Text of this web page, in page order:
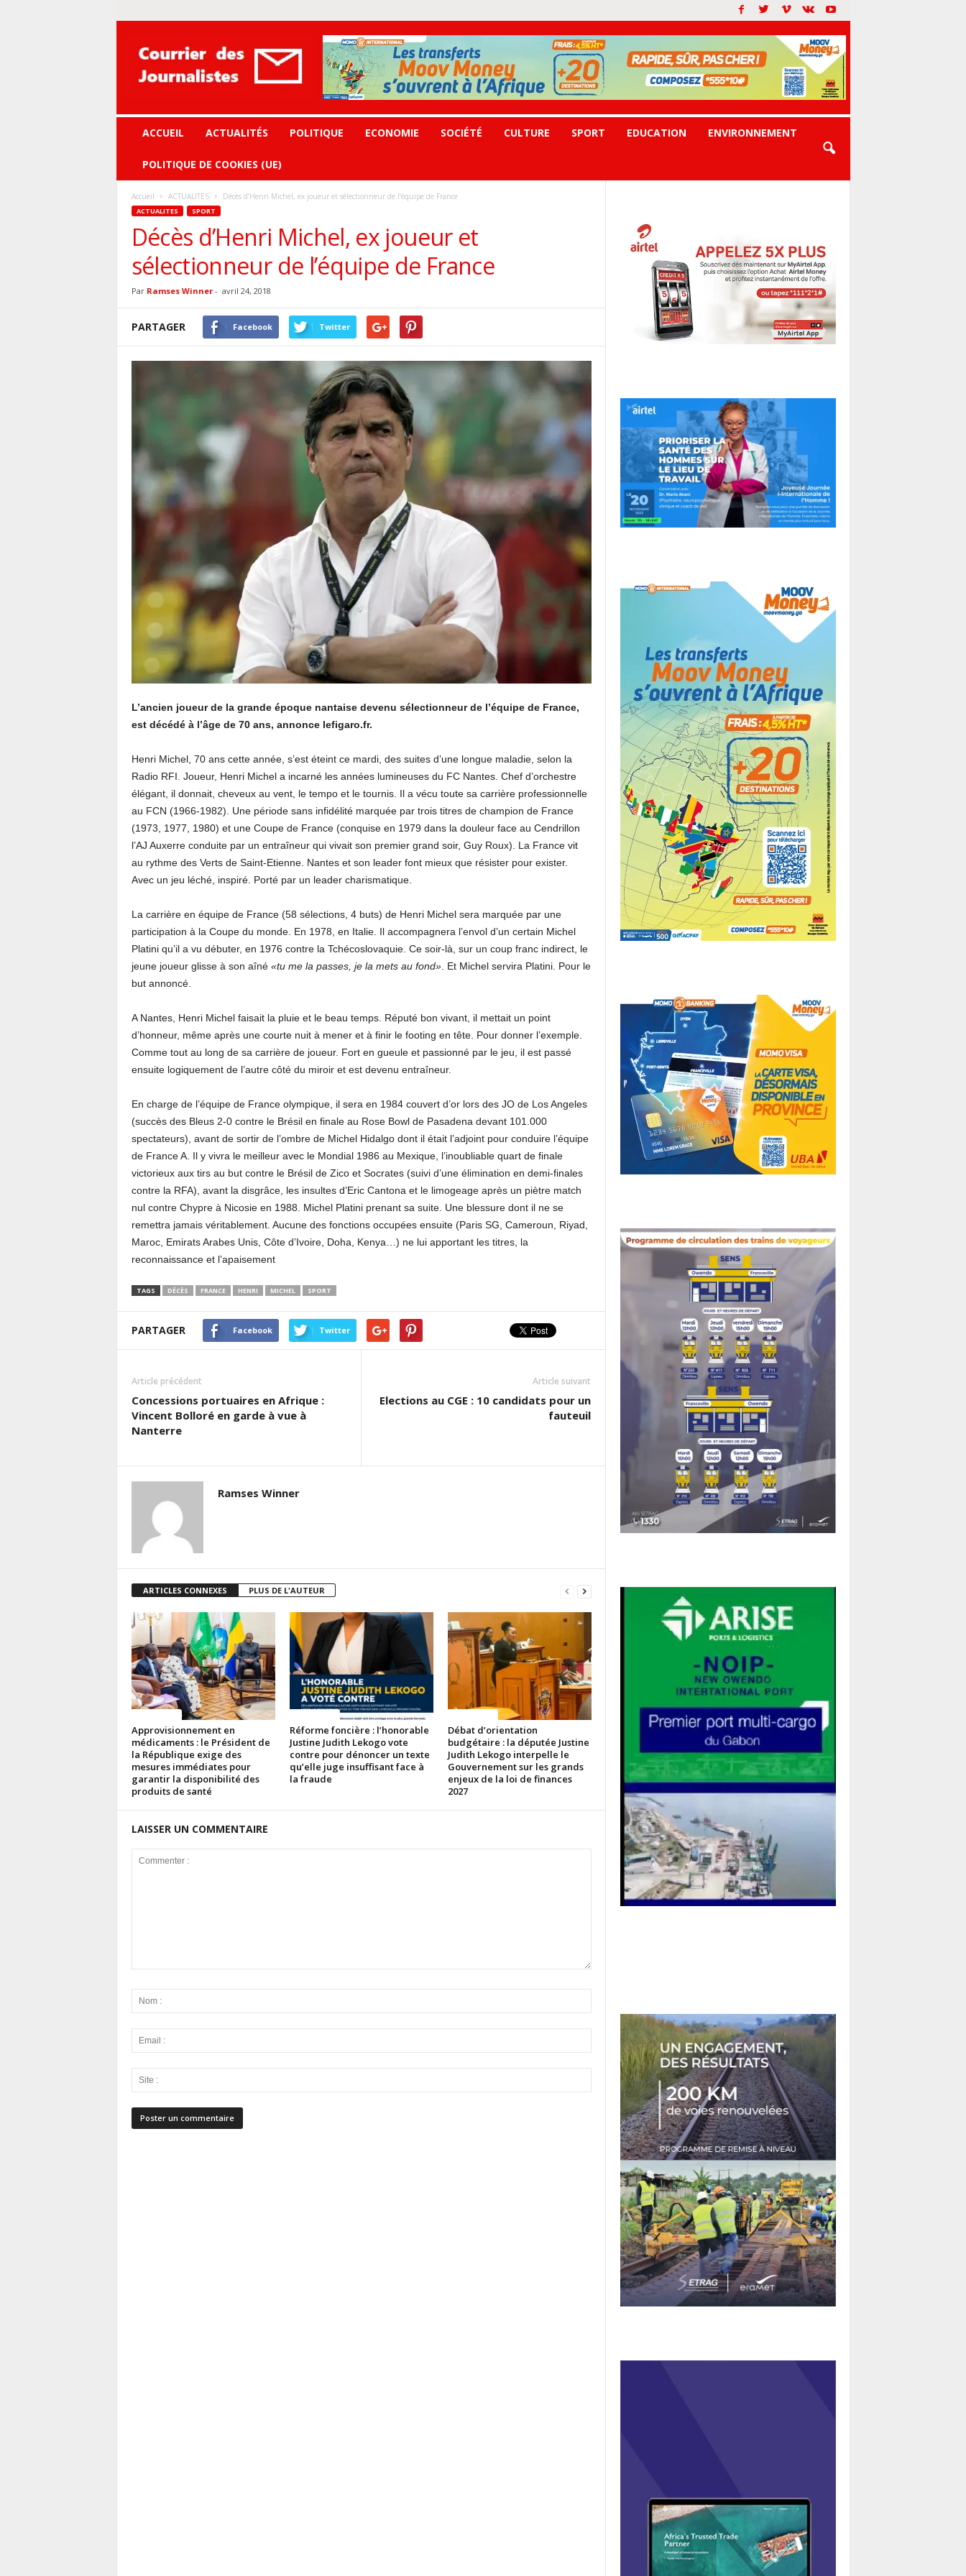
journalistes
ACCUEIL ACTUALITÉS POLITIQUE ECONOMIE SOCIÉTÉ CULTURE SPORT EDUCATION ENVIRONNEMENT
POLITIQUE DE COOKIES (UE)
Accueil ACTUALITES Décès d’Henri Michel, ex joueur et sélectionneur de l’équipe de France
ACTUALITES SPORT
Décès d’Henri Michel, ex joueur et
sélectionneur de l’équipe de France
Par Ramses Winner- avril 24, 2018
PARTAGER Facebook Twitter
L’ancien joueur de la grande époque nantaise devenu sélectionneur de l’équipe de France,
est décédé à l’âge de 70 ans, annonce lefigaro.fr.
Henri Michel, 70 ans cette année, s’est éteint ce mardi, des suites d’une longue maladie, selon la
Radio RFI. Joueur, Henri Michel a incarné les années lumineuses du FC Nantes. Chef d’orchestre
élégant, il donnait, cheveux au vent, le tempo et le tournis. Il a vécu toute sa carrière professionnelle
au FCN (1966-1982). Une période sans infidélité marquée par trois titres de champion de France
(1973, 1977, 1980) et une Coupe de France (conquise en 1979 dans la douleur face au Cendrillon
l’AJ Auxerre conduite par un entraîneur qui vivait son premier grand soir, Guy Roux). La France vit
au rythme des Verts de Saint-Etienne. Nantes et son leader font mieux que résister pour exister.
Avec un jeu léché, inspiré. Porté par un leader charismatique.
La carrière en équipe de France (58 sélections, 4 buts) de Henri Michel sera marquée par une
participation à la Coupe du monde. En 1978, en Italie. Il accompagnera l’envol d’un certain Michel
Platini qu’il a vu débuter, en 1976 contre la Tchécoslovaquie. Ce soir-là, sur un coup franc indirect, le
jeune joueur glisse à son aîné «tu me la passes, je la mets au fond». Et Michel servira Platini. Pour le
but annoncé.
A Nantes, Henri Michel faisait la pluie et le beau temps. Réputé bon vivant, il mettait un point
d’honneur, même après une courte nuit à mener et à finir le footing en tête. Pour donner l’exemple.
Comme tout au long de sa carrière de joueur. Fort en gueule et passionné par le jeu, il est passé
ensuite logiquement de l’autre côté du miroir et est devenu entraîneur.
En charge de l’équipe de France olympique, il sera en 1984 couvert d’or lors des JO de Los Angeles
(succès des Bleus 2-0 contre le Brésil en finale au Rose Bowl de Pasadena devant 101.000
spectateurs), avant de sortir de l’ombre de Michel Hidalgo dont il était l’adjoint pour conduire l’équipe
de France A. Il y vivra le meilleur avec le Mondial 1986 au Mexique, l’inoubliable quart de finale
victorieux aux tirs au but contre le Brésil de Zico et Socrates (suivi d’une élimination en demi-finales
contre la RFA), avant la disgrâce, les insultes d’Eric Cantona et le limogeage après un piètre match
nul contre Chypre à Nicosie en 1988. Michel Platini prenant sa suite. Une blessure dont il ne se
remettra jamais véritablement. Aucune des fonctions occupées ensuite (Paris SG, Cameroun, Riyad,
Maroc, Emirats Arabes Unis, Côte d’Ivoire, Doha, Kenya…) ne lui apportant les titres, la
reconnaissance et l’apaisement
TAGS DÉCÈS FRANCE HENRI MICHEL SPORT
PARTAGER Facebook Twitter
Article précédent
Concessions portuaires en Afrique :
Vincent Bolloré en garde à vue à
Nanterre
Article suivant
Elections au CGE : 10 candidats pour un
fauteuil
Ramses Winner
ARTICLES CONNEXES PLUS DE L'AUTEUR
Approvisionnement en
médicaments : le Président de
la République exige des
mesures immédiates pour
garantir la disponibilité des
produits de santé
Réforme foncière : l’honorable
Justine Judith Lekogo vote
contre pour dénoncer un texte
qu’elle juge insuffisant face à
la fraude
Débat d’orientation
budgétaire : la députée Justine
Judith Lekogo interpelle le
Gouvernement sur les grands
enjeux de la loi de finances
2027
LAISSER UN COMMENTAIRE